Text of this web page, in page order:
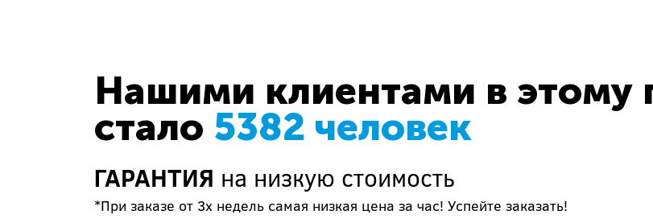
Нашими клиентами в этому
стало 5382 человек
ГАРАНТИЯ на низкую стоимость
*При заказе от 3х недель самая низкая цена за час! Успейте заказать!